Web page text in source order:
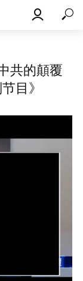
共的顛覆
目》